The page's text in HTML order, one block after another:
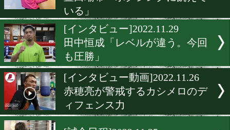
能嶋宏弥に注目!
[インタビュー]2022.12.2
武居由樹「インパクトを残
尚弥さんに繋げる」
[ショートインタビュ
ー]2022.11.30
谷山佳菜子「強い相手に勝